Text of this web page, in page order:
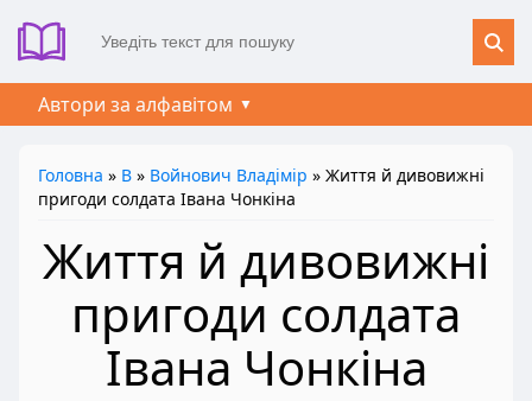
Автори за алфавітом
Головна » В » Войнович Владімір » Життя й дивовижні
пригоди солдата Івана Чонкіна
Життя й дивовижні
пригоди солдата
Івана Чонкіна